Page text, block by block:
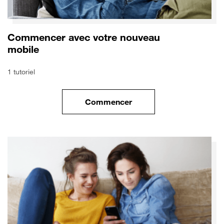
Commencer avec votre nouveau
mobile
1 tutoriel
Commencerle tuto pour Commencer avec